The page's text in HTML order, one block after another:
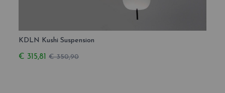
KDLN Kushi Suspension
€ 315,81 € 350,90